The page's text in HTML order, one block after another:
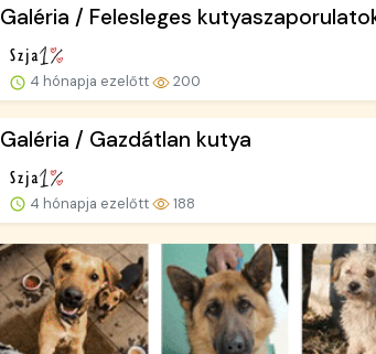
Galéria / Felesleges
4 hónapja ezelőtt 200
Galéria / Gazdátlan kutya
4 hónapja ezelőtt 188